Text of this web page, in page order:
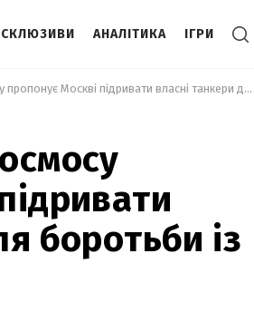
АНАЛІТИКА ІГРИ
Ексочільник Роскосмосу пропонує Москві підривати власні танкери для боротьби із Заходом
боротьби із